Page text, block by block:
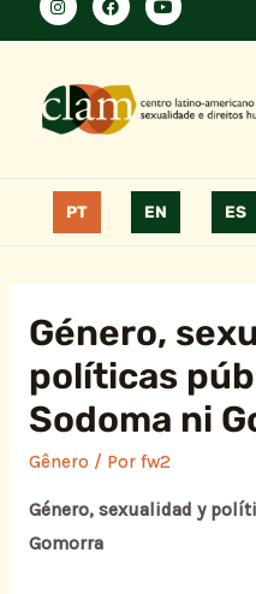
PT EN ES
Género,
políticas
Sodoma ni
Gênero / Por fw2
Género, sexualidad y
Gomorra